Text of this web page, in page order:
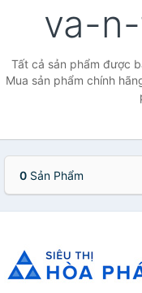
va-
Tất cả sản phẩm được
Mua sản phẩm chính
0 Sản Phẩm